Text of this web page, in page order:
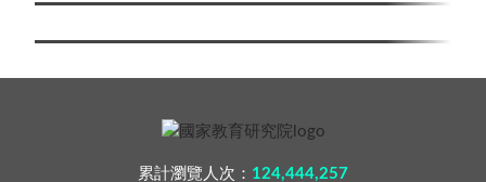
累計瀏覽人次： 124,444,257